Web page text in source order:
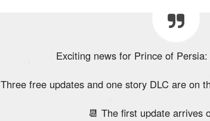
Exciting news for Prince of
Three free updates and one story DLC are on
📆 The first update arrives